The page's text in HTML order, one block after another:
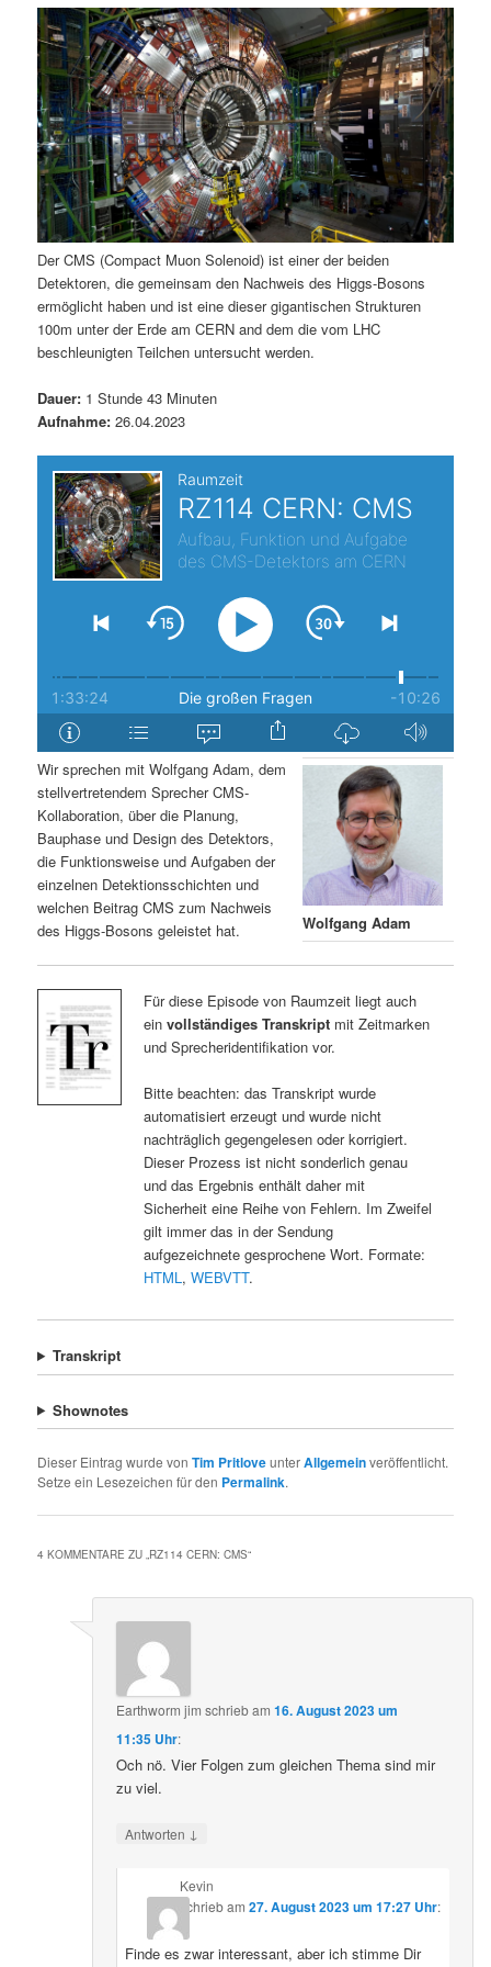
ä
r
e
n
I
n
h
l
t
s
p
n
g
e
n
n
d
ä
r
e
n
I
h
a
l
t
r
i
n
g
e
n
a
v
i
g
a
t
i
o
n
Der CMS (Compact Muon Solenoid) ist einer der beiden
Detektoren, die gemeinsam den Nachweis des Higgs-Bosons
ermöglicht haben und ist eine dieser gigantischen Strukturen
100m unter der Erde am CERN and dem die vom LHC
beschleunigten Teilchen untersucht werden.
Dauer: 1 Stunde 43 Minuten
Aufnahme: 26.04.2023
Wolfgang Adam
Wir sprechen mit Wolfgang Adam, dem
stellvertretendem Sprecher CMS-
Kollaboration, über die Planung,
Bauphase und Design des Detektors,
die Funktionsweise und Aufgaben der
einzelnen Detektionsschichten und
welchen Beitrag CMS zum Nachweis
des Higgs-Bosons geleistet hat.
Für diese Episode von Raumzeit liegt auch
ein vollständiges Transkriptmit Zeitmarken
und Sprecheridentifikation vor.
Bitte beachten: das Transkript wurde
automatisiert erzeugt und wurde nicht
nachträglich gegengelesen oder korrigiert.
Dieser Prozess ist nicht sonderlich genau
und das Ergebnis enthält daher mit
Sicherheit eine Reihe von Fehlern. Im Zweifel
gilt immer das in der Sendung
aufgezeichnete gesprochene Wort. Formate:
HTML, WEBVTT.
Transkript
Shownotes
Dieser Eintrag wurde vonTim PritloveunterAllgemeinveröffentlicht.
Setze ein Lesezeichen für den Permalink.
4 KOMMENTARE ZU „ RZ114 CERN: CMS“
Earthworm jim schriebam16. August 2023 um
11:35 Uhr:
Och nö. Vier Folgen zum gleichen Thema sind mir
zu viel.
Antworten ↓
Kevin
schriebam 27. August 2023 um 17:27 Uhr:
Finde es zwar interessant, aber ich stimme Dir